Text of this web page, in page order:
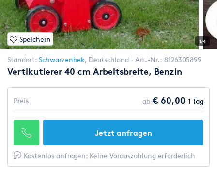
Speichern 1/4
Standort: Schwarzenbek, Deutschland Art.-Nr.: 8126305899
Vertikutierer 40 cm Arbeitsbreite, Benzin
Preis ab € 60,00 1 Tag
Jetzt anfragen
Kostenlos anfragen: Keine Vorauszahlung erforderlich